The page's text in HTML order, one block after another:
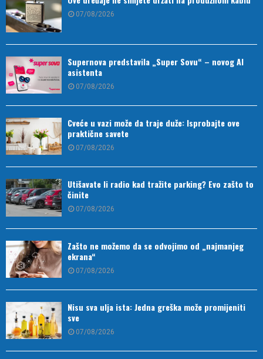
07/08/2026
Supernova predstavila „Super Sovu“ – novog AI
asistenta
07/08/2026
Cveće u vazi može da traje duže: Isprobajte ove
praktične savete
07/08/2026
Utišavate li radio kad tražite parking? Evo zašto to
činite
07/08/2026
Zašto ne možemo da se odvojimo od „najmanjeg
ekrana“
07/08/2026
Nisu sva ulja ista: Jedna greška može promijeniti
sve
07/08/2026